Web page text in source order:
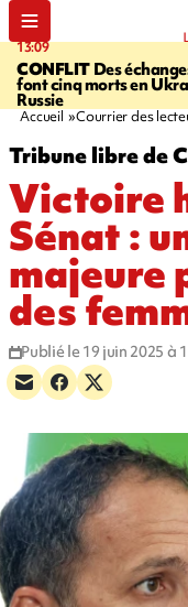
13:09
CONFLIT Des
font cinq morts en
Russie
Accueil Courrier des
Tribune libre de
Victoire
Sénat :
majeure
des
Publié le 19 juin 2025 à